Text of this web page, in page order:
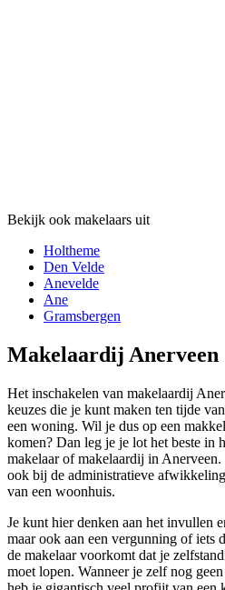
Bekijk ook makelaars uit
Holtheme
Den Velde
Anevelde
Ane
Gramsbergen
Makelaardij Anerveen
Het inschakelen van makelaardij
keuzes die je kunt maken ten tijde
een woning. Wil je dus op een
komen? Dan leg je je lot het beste in
makelaar of makelaardij in Anerveen.
ook bij de administratieve
van een woonhuis.
Je kunt hier denken aan het invullen
maar ook aan een vergunning of iets
de makelaar voorkomt dat je
moet lopen. Wanneer je zelf nog